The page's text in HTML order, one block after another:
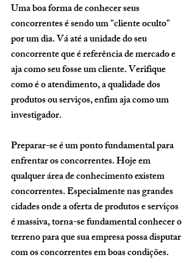
Uma boa forma de conhecer seus
concorrentes é sendo um "cliente oculto"
por um dia. Vá até a unidade do seu
concorrente que é referência de mercado e
aja como seu fosse um cliente. Verifique
como é o atendimento, a qualidade dos
produtos ou serviços, enfim aja como um
investigador.
Preparar-se é um ponto fundamental para
enfrentar os concorrentes. Hoje em
qualquer área de conhecimento existem
concorrentes. Especialmente nas grandes
cidades onde a oferta de produtos e serviços
é massiva, torna-se fundamental conhecer o
terreno para que sua empresa possa disputar
com os concorrentes em boas condições.